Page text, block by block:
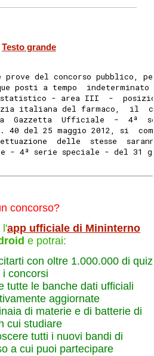
Testo grande
prove del concorso pubblico,
posti a tempo
- area III  -
italiana del farmaco,  il
Gazzetta  Ufficiale  -  4ª
40 del 25 maggio 2012, si
delle  stesse
- 4ª serie speciale - del 31
concorso?
l'app ufficiale di Mininterno
e potrai:
con oltre 1.000.000 di quiz
i concorsi
tutte le banche dati ufficiali
aggiornate
di materie e di batterie di
cui studiare
tutti i nuovi bandi di
a cui puoi partecipare